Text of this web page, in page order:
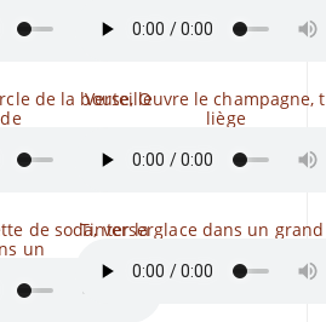
de la bouteille
de
de soda, verser
un
Verse, Ouvre le champagne,
liège
Tinter la glace dans un